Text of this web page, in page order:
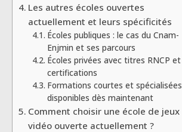
Les autres écoles ouvertes
actuellement et leurs spécificités
Écoles publiques : le cas du Cnam-
Enjmin et ses parcours
Écoles privées avec titres RNCP et
certifications
Formations courtes et spécialisées
disponibles dès maintenant
Comment choisir une école de jeux
vidéo ouverte actuellement ?